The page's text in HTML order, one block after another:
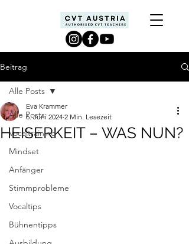
Beitrag
Alle Posts
Vocaltraining
Mindset
Anfänger
Stimmprobleme
Vocaltips
Bühnentipps
Alle Posts
HEISERKEIT – WAS NUN?
Eva Krammer
6. Juni 2024 2 Min. Lesezeit